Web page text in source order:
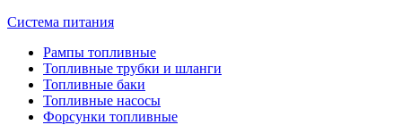
Система питания
Рампы топливные
Топливные трубки и шланги
Топливные баки
Топливные насосы
Форсунки топливные